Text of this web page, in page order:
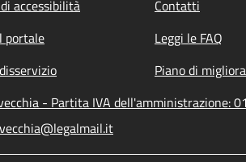
accessibilità
Contatti
portale
Leggi le FAQ
Piano di
- Partita IVA dell'amministrazione: